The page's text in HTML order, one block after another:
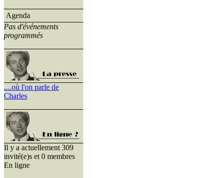
Agenda
Pas d'événements
programmés
....où l'on parle de
Charles
Il y a actuellement 309
invité(e)s et 0 membres
En ligne